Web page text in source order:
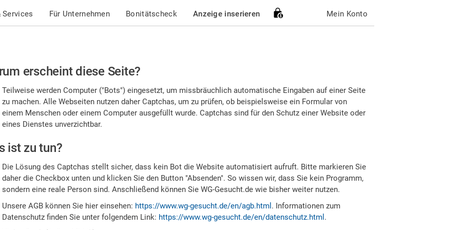
Services Für Unternehmen Bonitätscheck Anzeige inserieren Mein Konto
erscheint diese Seite?
Teilweise werden Computer ("Bots") eingesetzt, um missbräuchlich automatische Eingaben auf einer Seite
zu machen. Alle Webseiten nutzen daher Captchas, um zu prüfen, ob beispielsweise ein Formular von
einem Menschen oder einem Computer ausgefüllt wurde. Captchas sind für den Schutz einer Website oder
eines Dienstes unverzichtbar.
ist zu tun?
Die Lösung des Captchas stellt sicher, dass kein Bot die Website automatisiert aufruft. Bitte markieren Sie
daher die Checkbox unten und klicken Sie den Button "Absenden". So wissen wir, dass Sie kein Programm,
sondern eine reale Person sind. Anschließend können Sie WG-Gesucht.de wie bisher weiter nutzen.
Unsere AGB können Sie hier einsehen: https://www.wg-gesucht.de/en/agb.html . Informationen zum
Datenschutz finden Sie unter folgendem Link: https://www.wg-gesucht.de/en/datenschutz.html .